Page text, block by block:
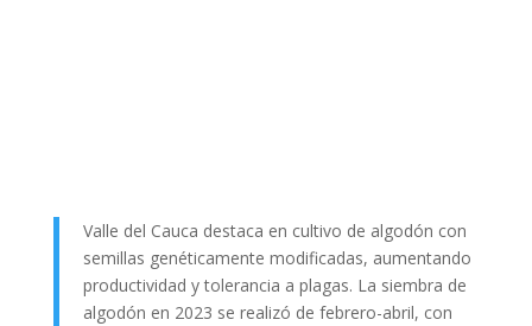
Valle del Cauca destaca en cultivo de algodón con
semillas genéticamente modificadas, aumentando
productividad y tolerancia a plagas. La siembra de
algodón en 2023 se realizó de febrero-abril, con